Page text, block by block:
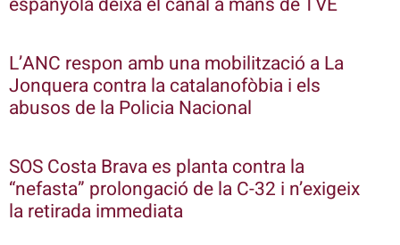
L’ANC respon amb una mobilització a La
Jonquera contra la catalanofòbia i els
abusos de la Policia Nacional
SOS Costa Brava es planta contra la
“nefasta” prolongació de la C-32 i n’exigeix
la retirada immediata